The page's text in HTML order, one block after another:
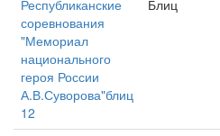
Республиканские
соревнования
"Мемориал
национального
героя России
А.В.Суворова"блиц
12
Блиц